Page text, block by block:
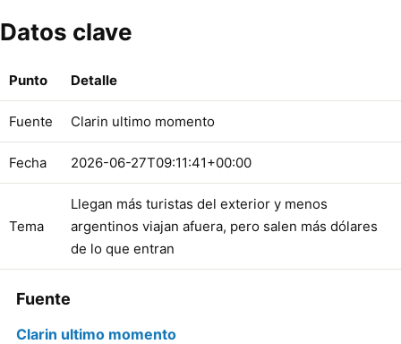
Datos clave
Punto Detalle
Fuente Clarin ultimo momento
Fecha 2026-06-27T09:11:41+00:00
Tema
Llegan más turistas del exterior y menos
argentinos viajan afuera, pero salen más dólares
de lo que entran
Fuente
Clarin ultimo momento